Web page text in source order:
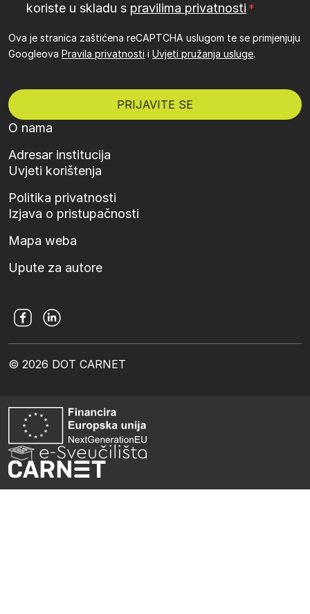
O nama
Adresar institucija
Uvjeti korištenja
Politika privatnosti
Izjava o pristupačnosti
Mapa weba
Upute za autore
koriste u skladu s pravilima privatnosti
Ova je stranica zaštićena reCAPTCHA uslugom te se primjenjuju
Googleova Pravila privatnosti i Uvjeti pružanja usluge.
© 2026 DOT CARNET